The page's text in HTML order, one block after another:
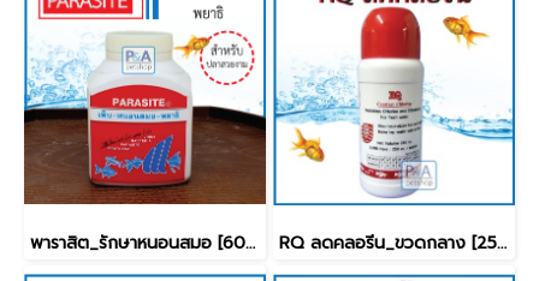
พาราสิต_รักษาหนอนสมอ [60g] RQ ลดคลอรีน_ขวดกลาง [250ml]